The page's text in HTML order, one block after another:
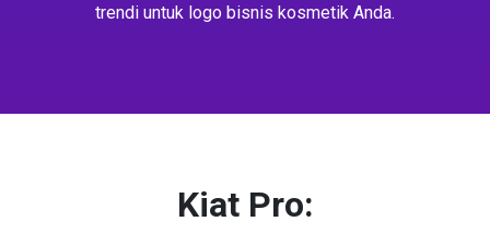
trendi untuk logo bisnis kosmetik Anda.
Kiat Pro: